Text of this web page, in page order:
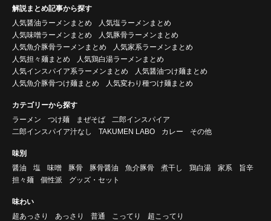
解説まとめ記事から探す
人気醤油ラーメンまとめ
人気塩ラーメンまとめ
人気味噌ラーメンまとめ
人気豚骨ラーメンまとめ
人気魚介豚骨ラーメンまとめ
人気家系ラーメンまとめ
人気担々麺まとめ
人気鶏白湯ラーメンまとめ
人気インスパイア系ラーメンまとめ
人気醤油つけ麺まとめ
人気魚介豚骨つけ麺まとめ
人気変わり種つけ麺まとめ
カテゴリーから探す
ラーメン
つけ麺 まぜそば
二郎インスパイア
二郎インスパイア汁なし
TAKUMEN LABO カレー その他
味別
醤油
塩 味噌 豚骨 豚骨醤油 魚介豚骨 煮干し 鶏白湯 家系
旨辛
担々麺
個性派 グッズ・セット
味わい
超あっさり
あっさり 普通 こってり 超こってり